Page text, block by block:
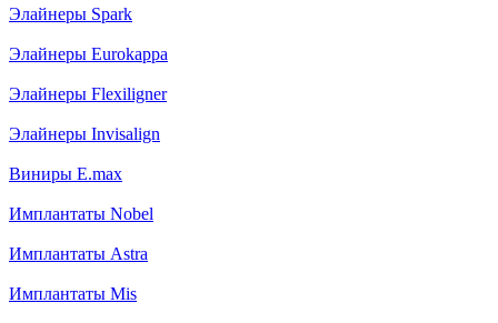
Элайнеры Spark
Элайнеры Eurokappa
Элайнеры Flexiligner
Элайнеры Invisalign
Виниры E.max
Имплантаты Nobel
Имплантаты Astra
Имплантаты Mis